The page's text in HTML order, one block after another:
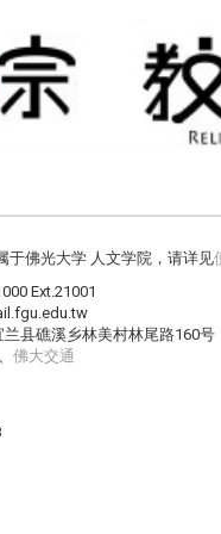
佛光大学 人文学院，请详见
Ext.21001
礁溪乡林美村林尾路160号
、 佛大交通